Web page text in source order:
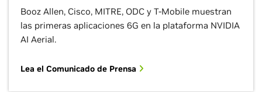
Booz Allen, Cisco, MITRE, ODC y T-Mobile muestran
las primeras aplicaciones 6G en la plataforma NVIDIA
AI Aerial.
Lea el Comunicado de Prensa